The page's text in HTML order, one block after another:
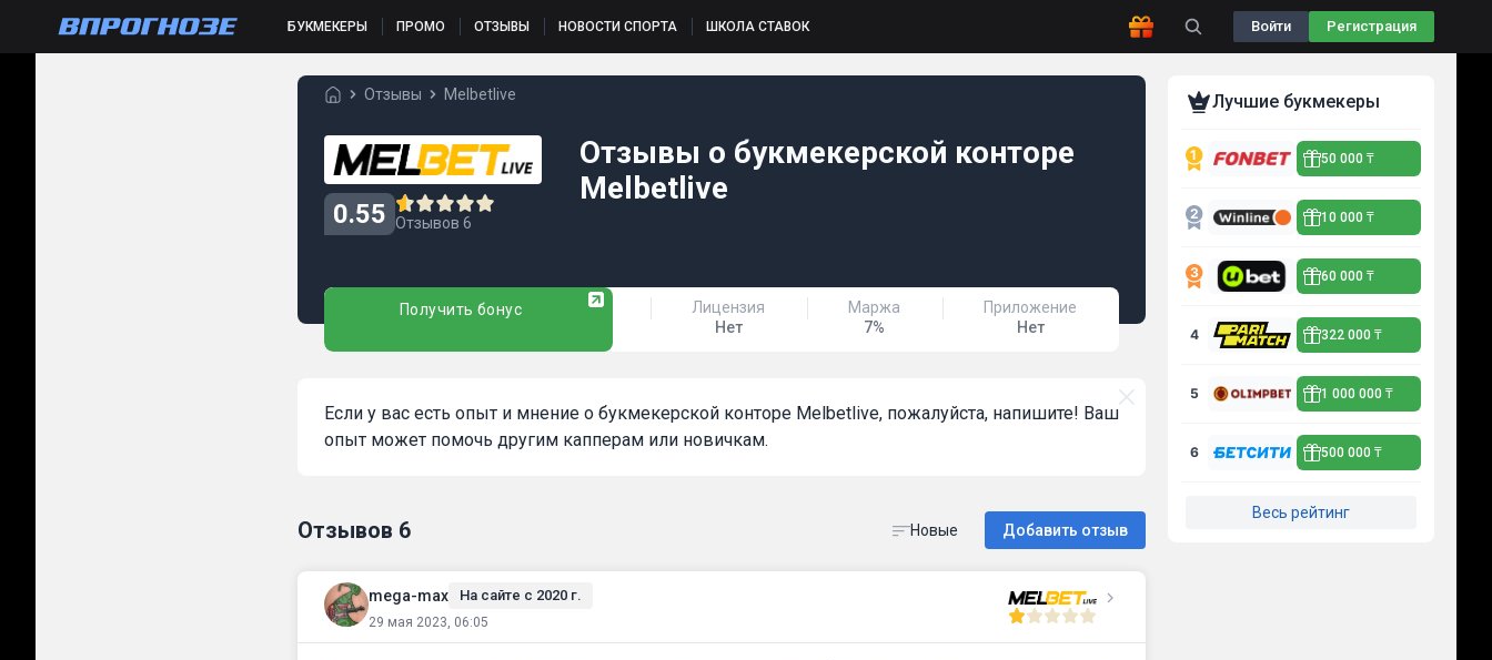
БУКМЕКЕРЫ ПРОМО ОТЗЫВЫ НОВОСТИ СПОРТА ШКОЛА СТАВОК Войти Регистрация
Отзывы Melbetlive
0.55 Отзывов 6
Отзывы о букмекерской конторе
Melbetlive
Получить бонус
Лицензия
Нет
Маржа
7%
Приложение
Нет
Если у вас есть опыт и мнение о букмекерской конторе Melbetlive, пожалуйста, напишите! Ваш
опыт может помочь другим капперам или новичкам.
Отзывов 6 Новые Добавить отзыв
mega-max На сайте c 2020 г.
29 мая 2023, 06:05
Лучшие букмекеры
50 000 ₸
10 000 ₸
60 000 ₸
4 322 000 ₸
5 1 000 000 ₸
6 500 000 ₸
Весь рейтинг